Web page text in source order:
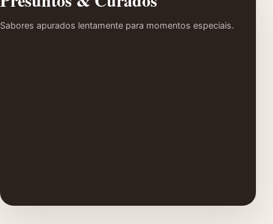
Sabores apurados lentamente para momentos especiais.